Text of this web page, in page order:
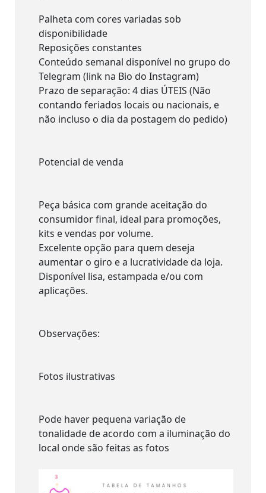
Palheta com cores variadas sob
disponibilidade
Reposições constantes
Conteúdo semanal disponível no grupo do
Telegram (link na Bio do Instagram)
Prazo de separação: 4 dias ÚTEIS (Não
contando feriados locais ou nacionais, e
não incluso o dia da postagem do pedido)
Potencial de venda
Peça básica com grande aceitação do
consumidor final, ideal para promoções,
kits e vendas por volume.
Excelente opção para quem deseja
aumentar o giro e a lucratividade da loja.
Disponível lisa, estampada e/ou com
aplicações.
Observações:
Fotos ilustrativas
Pode haver pequena variação de
tonalidade de acordo com a iluminação do
local onde são feitas as fotos